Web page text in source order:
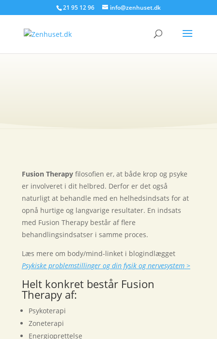
21 95 12 96 info@zenhuset.dk
Fusion Therapyfilosofien er, at både krop og psyke
er involveret i dit helbred. Derfor er det også
naturligt at behandle med en helhedsindsats for at
opnå hurtige og langvarige resultater. En indsats
med Fusion Therapy består af flere
behandlingsindsatser i samme proces.
Læs mere om body/mind-linket i blogindlægget
Psykiske problemstillinger og din fysik og nervesystem>
Helt konkret består Fusion
Therapy af:
Psykoterapi
Zoneterapi
Energioprettelse